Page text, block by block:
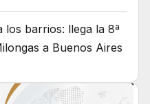
los barrios: llega la 8ª
a Buenos Aires